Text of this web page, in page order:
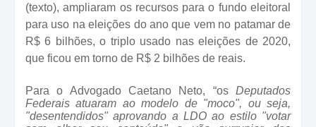
(texto), ampliaram os recursos para o fundo eleitoral
para uso na eleições do ano que vem no patamar de
R$ 6 bilhões, o triplo usado nas eleições de 2020,
que ficou em torno de R$ 2 bilhões de reais.
Para o Advogado Caetano Neto, “os Deputados
Federais atuaram ao modelo de "moco", ou seja,
"desentendidos" aprovando a LDO ao estilo "votar